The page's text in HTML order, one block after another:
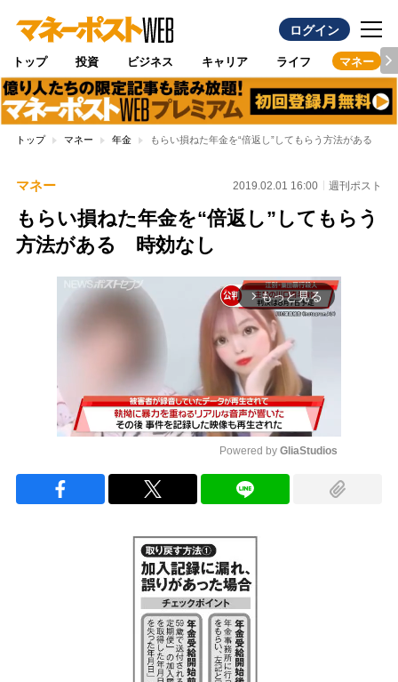
ログイン
トップ 投資 ビジネス キャリア ライフ マネー
トップ マネー 年金 もらい損ねた年金を“倍返し”してもらう方法がある 時
マネー 2019.02.01 16:00 週刊ポスト
もらい損ねた年金を“倍返し”してもらう
方法がある 時効なし
arrow_forward_ios もっと見る
Powered by GliaStudios